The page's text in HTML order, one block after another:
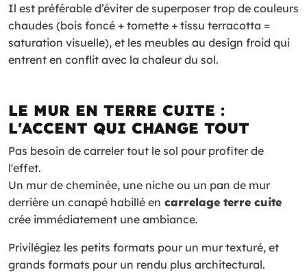
Il est préférable d’éviter de superposer trop de couleurs
chaudes (bois foncé + tomette + tissu terracotta =
saturation visuelle), et les meubles au design froid qui
entrent en conflit avec la chaleur du sol.
LE MUR EN TERRE CUITE :
L'ACCENT QUI CHANGE TOUT
Pas besoin de carreler tout le sol pour profiter de
l'effet.
Un mur de cheminée, une niche ou un pan de mur
derrière un canapé habillé en carrelage terre cuite
crée immédiatement une ambiance.
Privilégiez les petits formats pour un mur texturé, et
grands formats pour un rendu plus architectural.